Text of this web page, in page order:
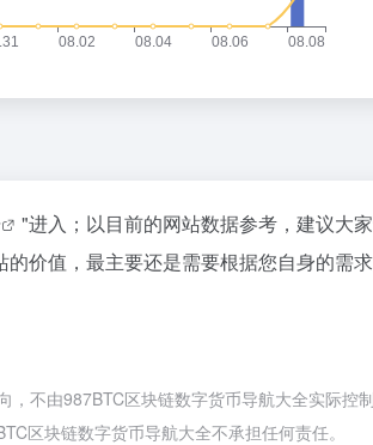
"进入；以目前的网站数据参考，建议大
价值，最主要还是需要根据您自身的需
不由987BTC区块链数字货币导航大全实际控
区块链数字货币导航大全不承担任何责任。